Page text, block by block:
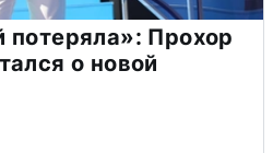
Прохор
о новой